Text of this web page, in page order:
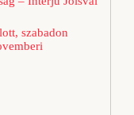
szabadon